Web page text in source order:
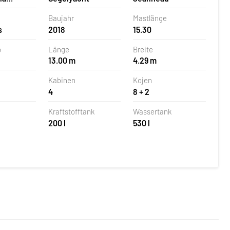
Baujahr
2018
Mastlänge
15.30
Länge
13.00 m
Breite
4.29 m
Kabinen
4
Kojen
8 + 2
Kraftstofftank
200 l
Wassertank
530 l